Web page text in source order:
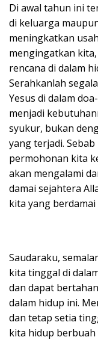
Di awal tahun ini
di keluarga
meningkatkan
mengingatkan
rencana di dalam
Serahkanlah
Yesus di dalam
menjadi
syukur, bukan
yang terjadi.
permohonan kita
akan mengalami
damai sejahtera
kita yang
Saudaraku,
kita tinggal di
dan dapat
dalam hidup ini.
dan tetap setia
kita hidup